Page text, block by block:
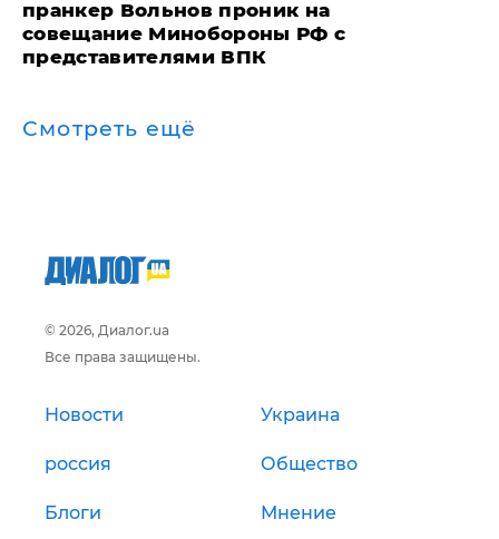
пранкер Вольнов проник на
совещание Минобороны РФ с
представителями ВПК
Смотреть ещё
© 2026, Диалог.ua
Все права защищены.
Новости Украина
россия Общество
Блоги Мнение